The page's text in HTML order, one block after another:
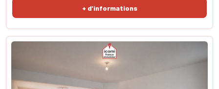
+ d'informations